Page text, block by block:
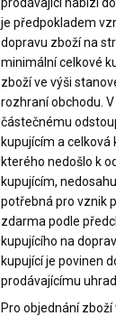
je předpokladem
dopravu zboží na
minimální celkové
zboží ve výši
rozhraní obchodu.
částečnému
kupujícím a celková
kterého nedošlo k
kupujícím,
potřebná pro vznik
zdarma podle
kupujícího na
kupující je povinen
prodávajícímu
Pro objednání